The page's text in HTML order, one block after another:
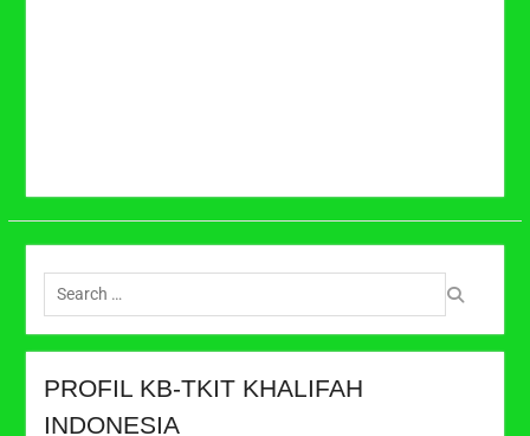
Search
for:
PROFIL KB-TKIT KHALIFAH
INDONESIA